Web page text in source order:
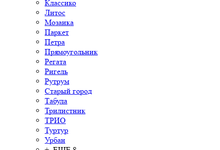
Классико
Литос
Мозаика
Паркет
Петра
Прямоугольник
Регата
Ригель
Рутрум
Старый город
Табула
Трилистник
ТРИО
Туртур
Урбан